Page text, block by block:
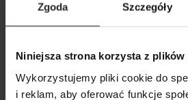
Zgoda Szczegóły
Niniejsza strona korzysta z plików
Wykorzystujemy pliki cookie do
i reklam, aby oferować funkcje
Aquael i Grupa Plaček zawarły
strategicznej współpracy